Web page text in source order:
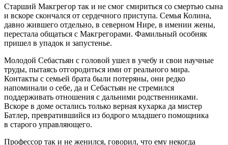
Старший Макгрегор так и не смог смириться со смертью сына
и вскоре скончался от сердечного приступа. Семья Колина,
давно жившего отдельно, в северном Нире, в имении жены,
перестала общаться с Макгрегорами. Фамильный особняк
пришел в упадок и запустенье.
Молодой Себастьян с головой ушел в учебу и свои научные
труды, пытаясь отгородиться ими от реального мира.
Контакты с семьей брата были потеряны, они редко
напоминали о себе, да и Себастьян не стремился
поддерживать отношения с дальними родственниками.
Вскоре в доме остались только верная кухарка да мистер
Батлер, превратившийся из бодрого младшего помощника
в старого управляющего.
Профессор так и не женился, говорил, что ему некогда